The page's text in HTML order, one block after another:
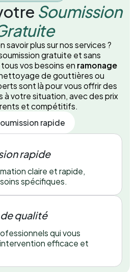
Soumission
savoir plus sur nos services ?
gratuite et sans
vos besoins en ramonage
de gouttières ou
sont là pour vous offrir des
à votre situation, avec des prix
et compétitifs.
rapide
rapide
claire et rapide,
spécifiques.
qualité
qui vous
efficace et